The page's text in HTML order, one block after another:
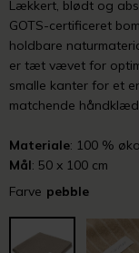
Lækkert, blødt og
GOTS-certificeret
holdbare
er tæt vævet for
smalle kanter for et
matchende
Materiale: 100 %
Mål: 50 x 100 cm
Farve pebble